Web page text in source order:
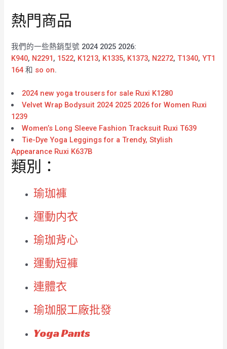
熱門商品
我們的一些熱銷型號 2024 2025 2026:
K940, N2291, 1522, K1213, K1335, K1373, N2272,T1340,YT1
164 和 so on.
2024 new yoga trousers for sale Ruxi K1280
Velvet Wrap Bodysuit 2024 2025 2026 for Women Ruxi
1239
Women’s Long Sleeve Fashion Tracksuit Ruxi T639
Tie-Dye Yoga Leggings for a Trendy, Stylish
Appearance Ruxi K637B
類別：
瑜珈褲
運動内衣
瑜珈背心
運動短褲
連體衣
瑜珈服工廠批發
Yoga Pants